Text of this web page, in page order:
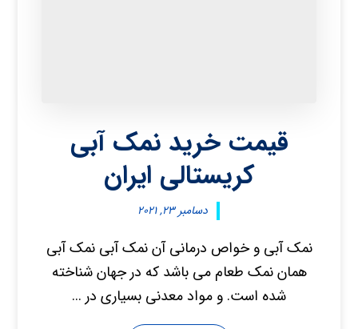
قیمت خرید نمک آبی
کریستالی ایران
دسامبر ۲۳, ۲۰۲۱
نمک آبی و خواص درمانی آن نمک آبی نمک آبی
همان نمک طعام می باشد که در جهان شناخته
شده است. و مواد معدنی بسیاری در ...